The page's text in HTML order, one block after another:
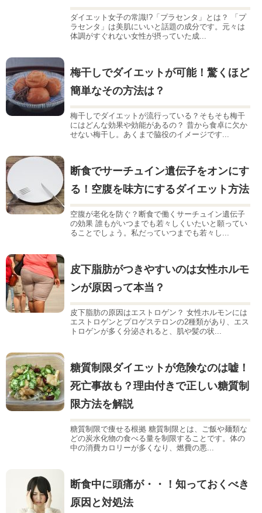
ダイエット女子の常識!?「プラセンタ」とは？ 「プ
ラセンタ」は美肌にいいと話題の成分です。元々は
体調がすぐれない女性が摂っていた成...
梅干しでダイエットが可能！驚くほど
簡単なその方法は？
梅干しでダイエットが流行っている？そもそも梅干
にはどんな効果や効能があるの？ 昔から食卓に欠か
せない梅干し。あくまで脇役のイメージです...
断食でサーチュイン遺伝子をオンにす
る！空腹を味方にするダイエット方法
空腹が老化を防ぐ？断食で働くサーチュイン遺伝子
の効果 誰もがいつまでも若々しくいたいと願ってい
ることでしょう。私だっていつまでも若々し...
皮下脂肪がつきやすいのは女性ホルモ
ンが原因って本当？
皮下脂肪の原因はエストロゲン？ 女性ホルモンには
エストロゲンとプロゲステロンの2種類があり、エス
トロゲンが多く分泌されると、肌や髪の状...
糖質制限ダイエットが危険なのは嘘！
死亡事故も？理由付きで正しい糖質制
限方法を解説
糖質制限で痩せる根拠 糖質制限とは、ご飯や麺類な
どの炭水化物の食べる量を制限することです。体の
中の消費カロリーが多くなり、燃費の悪...
断食中に頭痛が・・！知っておくべき
原因と対処法